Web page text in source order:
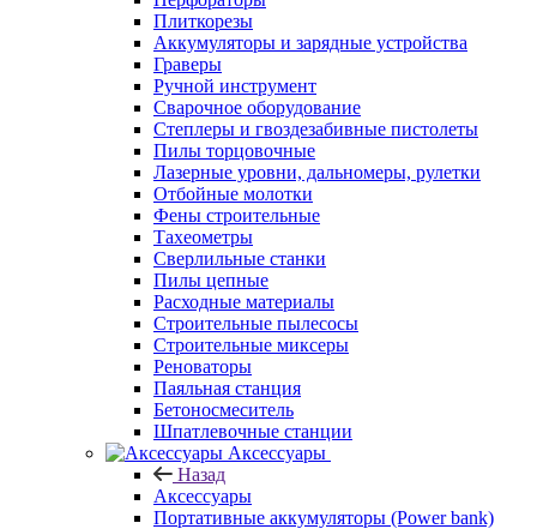
Плиткорезы
Аккумуляторы и зарядные устройства
Граверы
Ручной инструмент
Сварочное оборудование
Степлеры и гвоздезабивные пистолеты
Пилы торцовочные
Лазерные уровни, дальномеры, рулетки
Отбойные молотки
Фены строительные
Тахеометры
Сверлильные станки
Пилы цепные
Расходные материалы
Строительные пылесосы
Строительные миксеры
Реноваторы
Паяльная станция
Бетоносмеситель
Шпатлевочные станции
Аксессуары
Назад
Аксессуары
Портативные аккумуляторы (Power bank)